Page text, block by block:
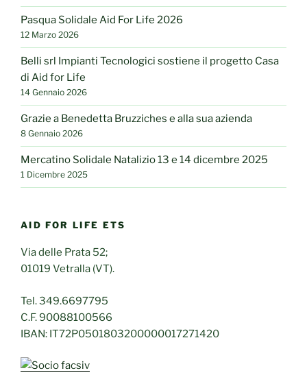
Pasqua Solidale Aid For Life 2026
12 Marzo 2026
Belli srl Impianti Tecnologici sostiene il progetto Casa
di Aid for Life
14 Gennaio 2026
Grazie a Benedetta Bruzziches e alla sua azienda
8 Gennaio 2026
Mercatino Solidale Natalizio 13 e 14 dicembre 2025
1 Dicembre 2025
AID FOR LIFE ETS
Via delle Prata 52;
01019 Vetralla (VT).
Tel. 349.6697795
C.F. 90088100566
IBAN: IT72P0501803200000017271420